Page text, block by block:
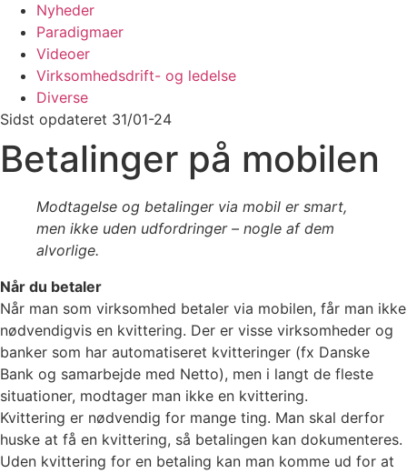
Nyheder
Paradigmaer
Videoer
Virksomhedsdrift- og ledelse
Diverse
Sidst opdateret 31/01-24
Betalinger på mobilen
Modtagelse og betalinger via mobil er smart,
men ikke uden udfordringer – nogle af dem
alvorlige.
Når du betaler
Når man som virksomhed betaler via mobilen, får man ikke
nødvendigvis en kvittering. Der er visse virksomheder og
banker som har automatiseret kvitteringer (fx Danske
Bank og samarbejde med Netto), men i langt de fleste
situationer, modtager man ikke en kvittering.
Kvittering er nødvendig for mange ting. Man skal derfor
huske at få en kvittering, så betalingen kan dokumenteres.
Uden kvittering for en betaling kan man komme ud for at